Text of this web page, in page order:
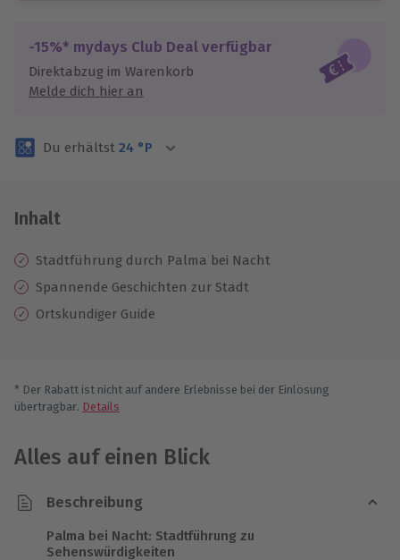
Jeder Gutschein für alle Erlebnisse einlösbar.
Maximale Sicherheit
3 Jahre gültig & verlängerbar.
-15%* mydays Club Deal verfügbar
Direktabzug im Warenkorb
Melde dich hier an
Du erhältst 24 °P
Inhalt
Stadtführung durch Palma bei Nacht
Spannende Geschichten zur Stadt
Ortskundiger Guide
* Der Rabatt ist nicht auf andere Erlebnisse bei der Einlösung
übertragbar. Details
Alles auf einen Blick
Beschreibung
Palma bei Nacht: Stadtführung zu
Sehenswürdigkeiten